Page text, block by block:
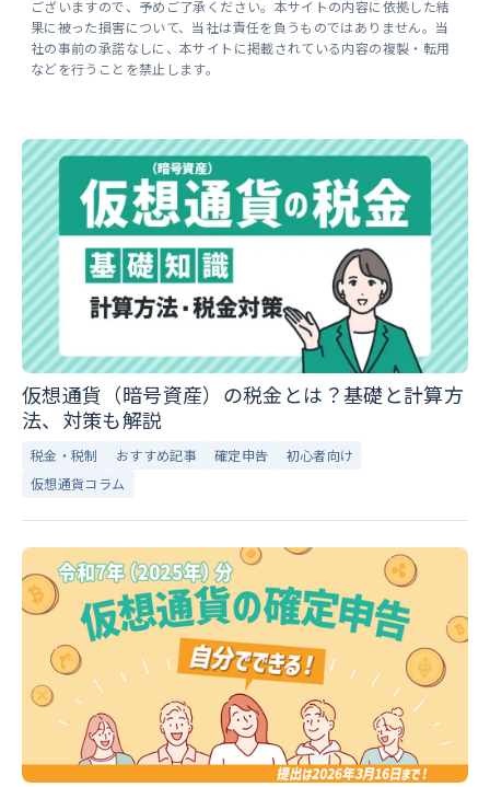
ございますので、予めご了承ください。本サイトの内容に依拠した結
果に被った損害について、当社は責任を負うものではありません。当
社の事前の承諾なしに、本サイトに掲載されている内容の複製・転用
などを行うことを禁止します。
仮想通貨（暗号資産）の税金とは？基礎と計算方
法、対策も解説
税金・税制 おすすめ記事 確定申告
初心者向け
仮想通貨コラム